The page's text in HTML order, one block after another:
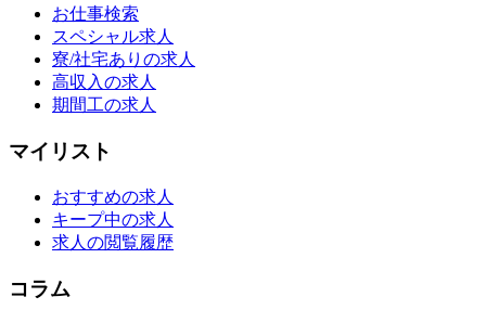
お仕事検索
スペシャル求人
寮/社宅ありの求人
高収入の求人
期間工の求人
マイリスト
おすすめの求人
キープ中の求人
求人の閲覧履歴
コラム